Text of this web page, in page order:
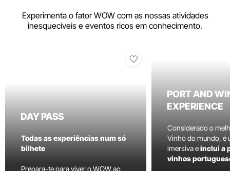
Experimenta o fator WOW com as nossas atividades
inesquecíveis e eventos ricos em conhecimento.
DAY PASS
Todas as experiências num só
bilhete
Prepara-te para viver o WOW ao
PORT AND
EXPERIENCE
Considerado o
Vinho do mundo, é
imersiva einclui a
vinhos